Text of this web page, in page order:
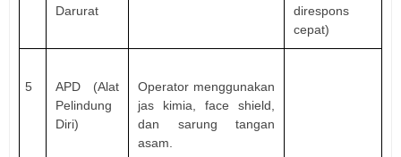
Darurat
direspons
cepat)
5
APD (Alat
Pelindung
Diri)
Operator menggunakan
jas kimia, face shield,
dan sarung tangan
asam.